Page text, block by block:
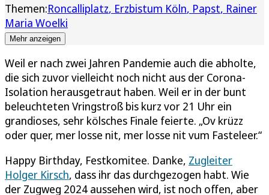
Themen:Roncalliplatz Erzbistum Köln Papst Rainer
Maria Woelki
Mehr anzeigen
Weil er nach zwei Jahren Pandemie auch die abholte,
die sich zuvor vielleicht noch nicht aus der Corona-
Isolation herausgetraut haben. Weil er in der bunt
beleuchteten Vringstroß bis kurz vor 21 Uhr ein
grandioses, sehr kölsches Finale feierte. „Ov krüzz
oder quer, mer losse nit, mer losse nit vum Fasteleer.“
Happy Birthday, Festkomitee. Danke, Zugleiter
Holger Kirsch, dass ihr das durchgezogen habt. Wie
der Zugweg 2024 aussehen wird, ist noch offen, aber